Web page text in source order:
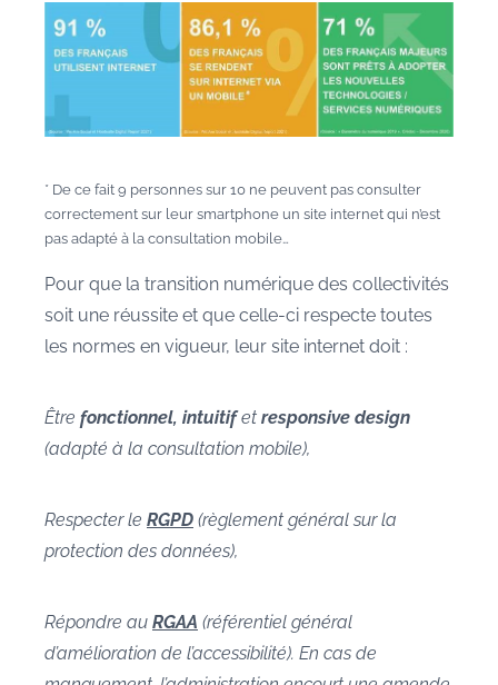
* De ce fait 9 personnes sur 10 ne peuvent pas consulter
correctement sur leur smartphone un site internet qui n’est
pas adapté à la consultation mobile…
Pour que la transition numérique des collectivités
soit une réussite et que celle-ci respecte toutes
les normes en vigueur, leur site internet doit :
Être fonctionnel, intuitifet responsive design
(adapté à la consultation mobile),
Respecter le RGPD (règlement général sur la
protection des données),
Répondre au RGAA (référentiel général
d’amélioration de l’accessibilité). En cas de